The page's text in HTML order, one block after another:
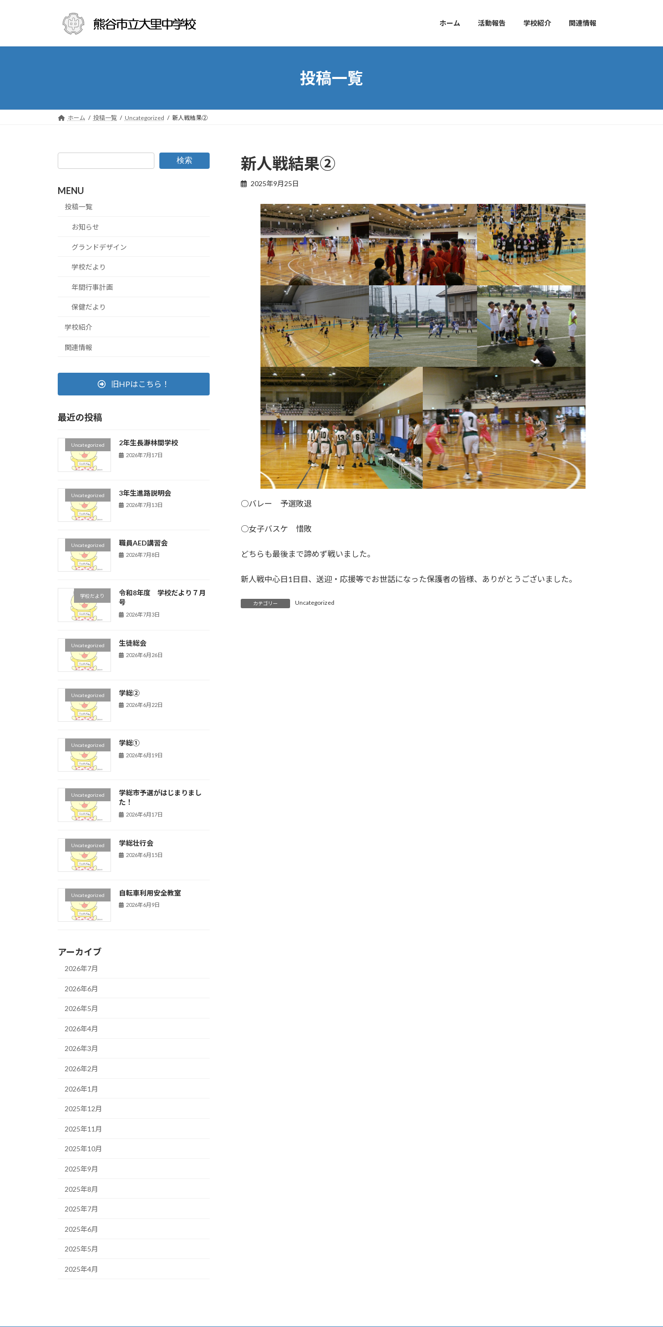
プ
動
ホーム 活動報告 学校紹介 関連情報
投稿一覧
ホーム 投稿一覧 Uncategorized 新人戦結果②
新人戦結果②
2025年9月25日
○バレー 予選敗退
○女子バスケ 惜敗
どちらも最後まで諦めず戦いました。
新人戦中心日1日目、送迎・応援等でお世話になった保護者の皆様、ありがとうございました。
カテゴリー Uncategorized
検索
MENU
投稿一覧
お知らせ
グランドデザイン
学校だより
年間行事計画
保健だより
学校紹介
関連情報
旧HPはこちら！
最近の投稿
Uncategorized 2年生長瀞林間学校
2026年7月17日
Uncategorized 3年生進路説明会
2026年7月13日
Uncategorized 職員AED講習会
2026年7月8日
学校だより
令和8年度 学校だより７月
号
2026年7月3日
Uncategorized 生徒総会
2026年6月26日
Uncategorized 学総②
2026年6月22日
Uncategorized 学総①
2026年6月19日
Uncategorized
学総市予選がはじまりまし
た！
2026年6月17日
Uncategorized 学総壮行会
2026年6月15日
Uncategorized 自転車利用安全教室
2026年6月9日
アーカイブ
2026年7月
2026年6月
2026年5月
2026年4月
2026年3月
2026年2月
2026年1月
2025年12月
2025年11月
2025年10月
2025年9月
2025年8月
2025年7月
2025年6月
2025年5月
2025年4月